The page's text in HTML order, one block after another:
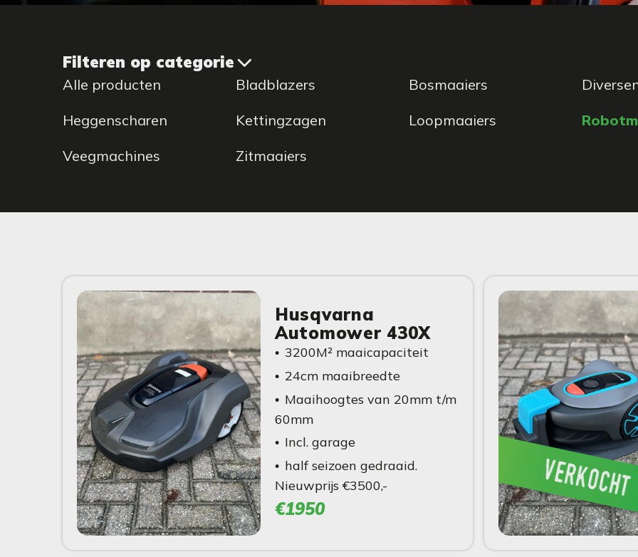
Filteren op categorie
Alle producten Bladblazers Bosmaaiers
Heggenscharen
Kettingzagen Loopmaaiers
Veegmachines
Zitmaaiers
Husqvarna
Automower 430X
3200M² maaicapaciteit
24cm maaibreedte
Maaihoogtes van 20mm t/m
60mm
Incl. garage
half seizoen gedraaid.
Nieuwprijs €3500,-
€1950
verkocht